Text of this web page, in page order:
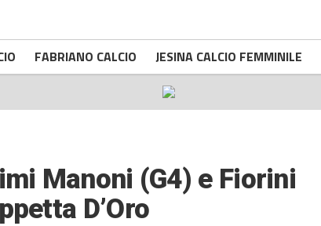
FABRIANO CALCIO JESINA CALCIO FEMMINILE
Manoni (G4) e Fiorini
D’Oro